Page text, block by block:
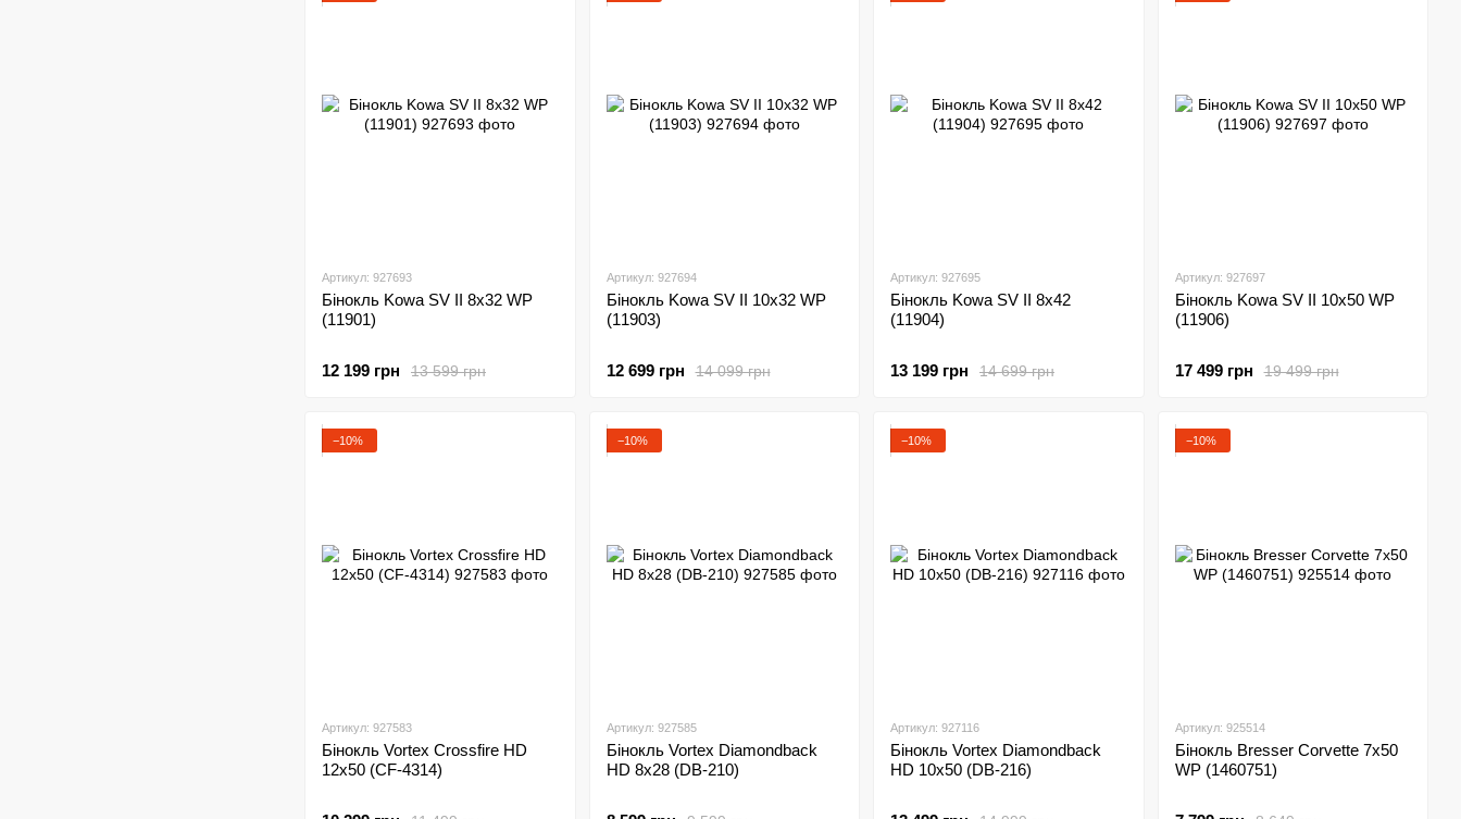
Артикул: 927693
Бінокль Kowa SV II 8x32 WP
(11901)
13 599 грн
12 199 грн
Артикул: 927694
Бінокль Kowa SV II 10x32 WP
(11903)
14 099 грн
12 699 грн
Артикул: 927695
Бінокль Kowa SV II 8x42
(11904)
14 699 грн
13 199 грн
Артикул: 927697
Бінокль Kowa SV II 10x50 WP
(11906)
19 499 грн
17 499 грн
−10%
Артикул: 927583
Бінокль Vortex Crossfire HD
12x50 (CF-4314)
−10%
Артикул: 927585
Бінокль Vortex Diamondback
HD 8x28 (DB-210)
−10%
Артикул: 927116
Бінокль Vortex Diamondback
HD 10x50 (DB-216)
−10%
Артикул: 925514
Бінокль Bresser Corvette 7x50
WP (1460751)